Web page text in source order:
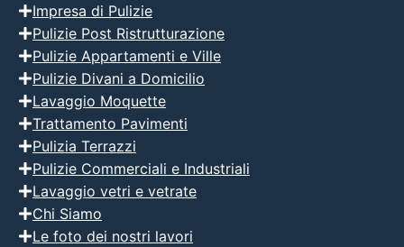
Impresa di Pulizie
Pulizie Post Ristrutturazione
Pulizie Appartamenti e Ville
Pulizie Divani a Domicilio
Lavaggio Moquette
Trattamento Pavimenti
Pulizia Terrazzi
Pulizie Commerciali e Industriali
Lavaggio vetri e vetrate
Chi Siamo
Le foto dei nostri lavori